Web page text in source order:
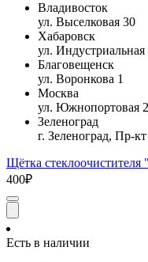
Владивосток
ул. Выселковая 30
Хабаровск
ул.
Благовещенск
ул. Воронкова 1
Москва
ул. Южнопортовая
Зеленоград
г. Зеленоград, Пр-
Щётка
400₽
Есть в наличии